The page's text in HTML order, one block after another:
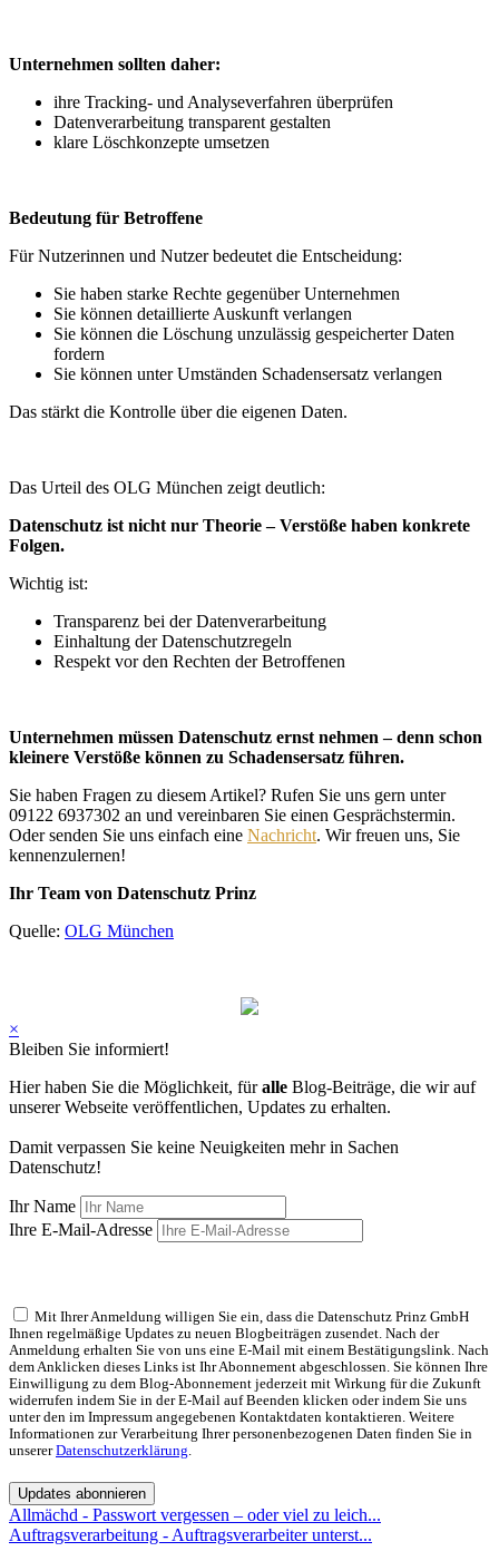
Unternehmen sollten daher:
ihre Tracking- und Analyseverfahren überprüfen
Datenverarbeitung transparent gestalten
klare Löschkonzepte umsetzen
Bedeutung für Betroffene
Für Nutzerinnen und Nutzer bedeutet die Entscheidung:
Sie haben starke Rechte gegenüber Unternehmen
Sie können detaillierte Auskunft verlangen
Sie können die Löschung unzulässig gespeicherter Daten
fordern
Sie können unter Umständen Schadensersatz verlangen
Das stärkt die Kontrolle über die eigenen Daten.
Das Urteil des OLG München zeigt deutlich:
Datenschutz ist nicht nur Theorie – Verstöße haben konkrete
Folgen.
Wichtig ist:
Transparenz bei der Datenverarbeitung
Einhaltung der Datenschutzregeln
Respekt vor den Rechten der Betroffenen
Unternehmen müssen Datenschutz ernst nehmen – denn schon
kleinere Verstöße können zu Schadensersatz führen.
Sie haben Fragen zu diesem Artikel? Rufen Sie uns gern unter
09122 6937302 an und vereinbaren Sie einen Gesprächstermin.
Oder senden Sie uns einfach eine Nachricht. Wir freuen uns, Sie
kennenzulernen!
Ihr Team von Datenschutz Prinz
Quelle: OLG München
×
Bleiben Sie informiert!
Hier haben Sie die Möglichkeit, füralle Blog-Beiträge, die wir auf
unserer Webseite veröffentlichen, Updates zu erhalten.
Damit verpassen Sie keine Neuigkeiten mehr in Sachen
Datenschutz!
Ihr Name
Ihre E-Mail-Adresse
Mit Ihrer Anmeldung willigen Sie ein, dass die Datenschutz Prinz GmbH
Ihnen regelmäßige Updates zu neuen Blogbeiträgen zusendet. Nach der
Anmeldung erhalten Sie von uns eine E-Mail mit einem Bestätigungslink. Nach
dem Anklicken dieses Links ist Ihr Abonnement abgeschlossen. Sie können Ihre
Einwilligung zu dem Blog-Abonnement jederzeit mit Wirkung für die Zukunft
widerrufen indem Sie in der E-Mail auf Beenden klicken oder indem Sie uns
unter den im Impressum angegebenen Kontaktdaten kontaktieren. Weitere
Informationen zur Verarbeitung Ihrer personenbezogenen Daten finden Sie in
unsererDatenschutzerklärung.
Updates abonnieren
Allmächd - Passwort vergessen – oder viel zu leich...
Auftragsverarbeitung - Auftragsverarbeiter unterst...